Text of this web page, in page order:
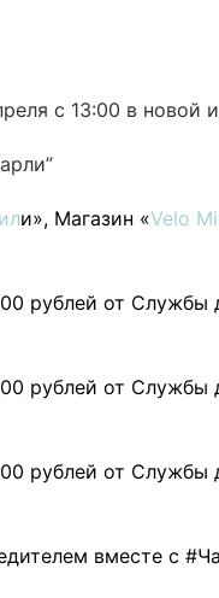
с 13:00 в новой
и», Магазин «Velo
рублей от Службы
рублей от Службы
рублей от Службы
вместе с